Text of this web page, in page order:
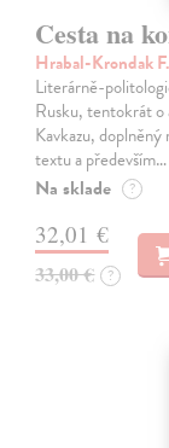
Cesta na
Hrabal-Krondak
Literárně-
Rusku, tentokrát o
Kavkazu,
textu a především…
Na sklade ?
32,01 €
33,00 € ?